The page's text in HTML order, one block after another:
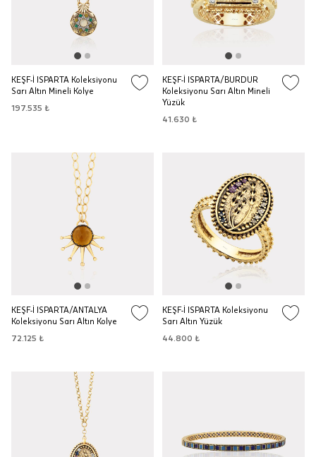
KEŞF-İ ISPARTA Koleksiyonu
Sarı Altın Mineli Kolye
197.535 ₺
KEŞF-İ ISPARTA/BURDUR
Koleksiyonu Sarı Altın Mineli
Yüzük
41.630 ₺
KEŞF-İ ISPARTA/ANTALYA
Koleksiyonu Sarı Altın Kolye
72.125 ₺
KEŞF-İ ISPARTA Koleksiyonu
Sarı Altın Yüzük
44.800 ₺